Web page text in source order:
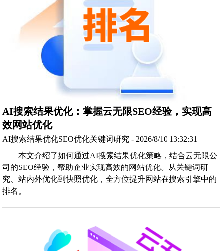
AI搜索结果优化：掌握云无限SEO经验，实现高
效网站优化
AI搜索结果优化SEO优化关键词研究 - 2026/8/10 13:32:31
本文介绍了如何通过AI搜索结果优化策略，结合云无限公
司的SEO经验，帮助企业实现高效的网站优化。从关键词研
究、站内外优化到快照优化，全方位提升网站在搜索引擎中的
排名。